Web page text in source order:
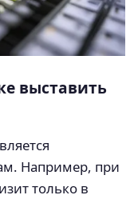
выставить
Например, при
только в